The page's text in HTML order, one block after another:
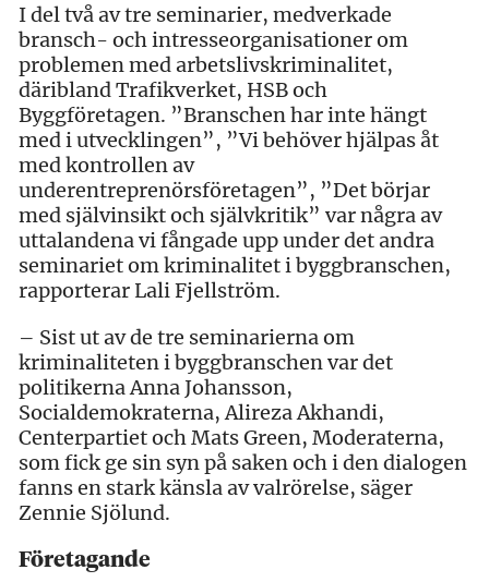
I del två av tre seminarier, medverkade
bransch- och intresseorganisationer om
problemen med arbetslivskriminalitet,
däribland Trafikverket, HSB och
Byggföretagen. ”Branschen har inte hängt
med i utvecklingen”, ”Vi behöver hjälpas åt
med kontrollen av
underentreprenörsföretagen”, ”Det börjar
med självinsikt och självkritik” var några av
uttalandena vi fångade upp under det andra
seminariet om kriminalitet i byggbranschen,
rapporterar Lali Fjellström.
– Sist ut av de tre seminarierna om
kriminaliteten i byggbranschen var det
politikerna Anna Johansson,
Socialdemokraterna, Alireza Akhandi,
Centerpartiet och Mats Green, Moderaterna,
som fick ge sin syn på saken och i den dialogen
fanns en stark känsla av valrörelse, säger
Zennie Sjölund.
Företagande